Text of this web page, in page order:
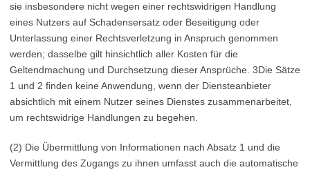
sie insbesondere nicht wegen einer rechtswidrigen Handlung
eines Nutzers auf Schadensersatz oder Beseitigung oder
Unterlassung einer Rechtsverletzung in Anspruch genommen
werden; dasselbe gilt hinsichtlich aller Kosten für die
Geltendmachung und Durchsetzung dieser Ansprüche. 3Die Sätze
1 und 2 finden keine Anwendung, wenn der Diensteanbieter
absichtlich mit einem Nutzer seines Dienstes zusammenarbeitet,
um rechtswidrige Handlungen zu begehen.
(2) Die Übermittlung von Informationen nach Absatz 1 und die
Vermittlung des Zugangs zu ihnen umfasst auch die automatische